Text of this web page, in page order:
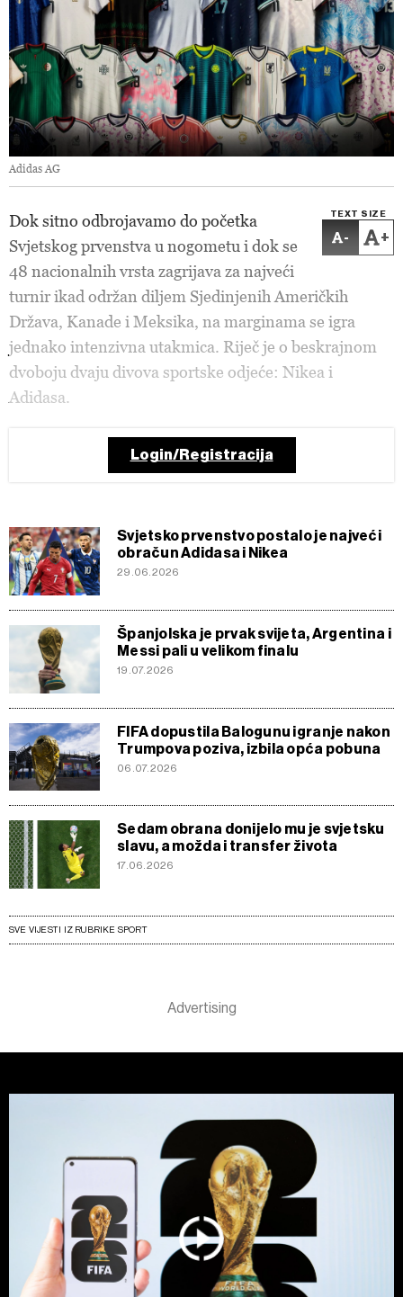
Adidas AG
TEXT SIZE
- +
Dok sitno odbrojavamo do početka
Svjetskog prvenstva u nogometu i dok se
48 nacionalnih vrsta zagrijava za najveći
turnir ikad održan diljem Sjedinjenih Američkih
Država, Kanade i Meksika, na marginama se igra
jednako intenzivna utakmica. Riječ je o beskrajnom
dvoboju dvaju divova sportske odjeće: Nikea i
Adidasa.
Login/Registracija
Svjetsko prvenstvo postalo je najveći
obračun Adidasa i Nikea
29.06.2026
Španjolska je prvak svijeta, Argentina i
Messi pali u velikom finalu
19.07.2026
FIFA dopustila Balogunu igranje nakon
Trumpova poziva, izbila opća pobuna
06.07.2026
Sedam obrana donijelo mu je svjetsku
slavu, a možda i transfer života
17.06.2026
SVE VIJESTI IZ RUBRIKE SPORT